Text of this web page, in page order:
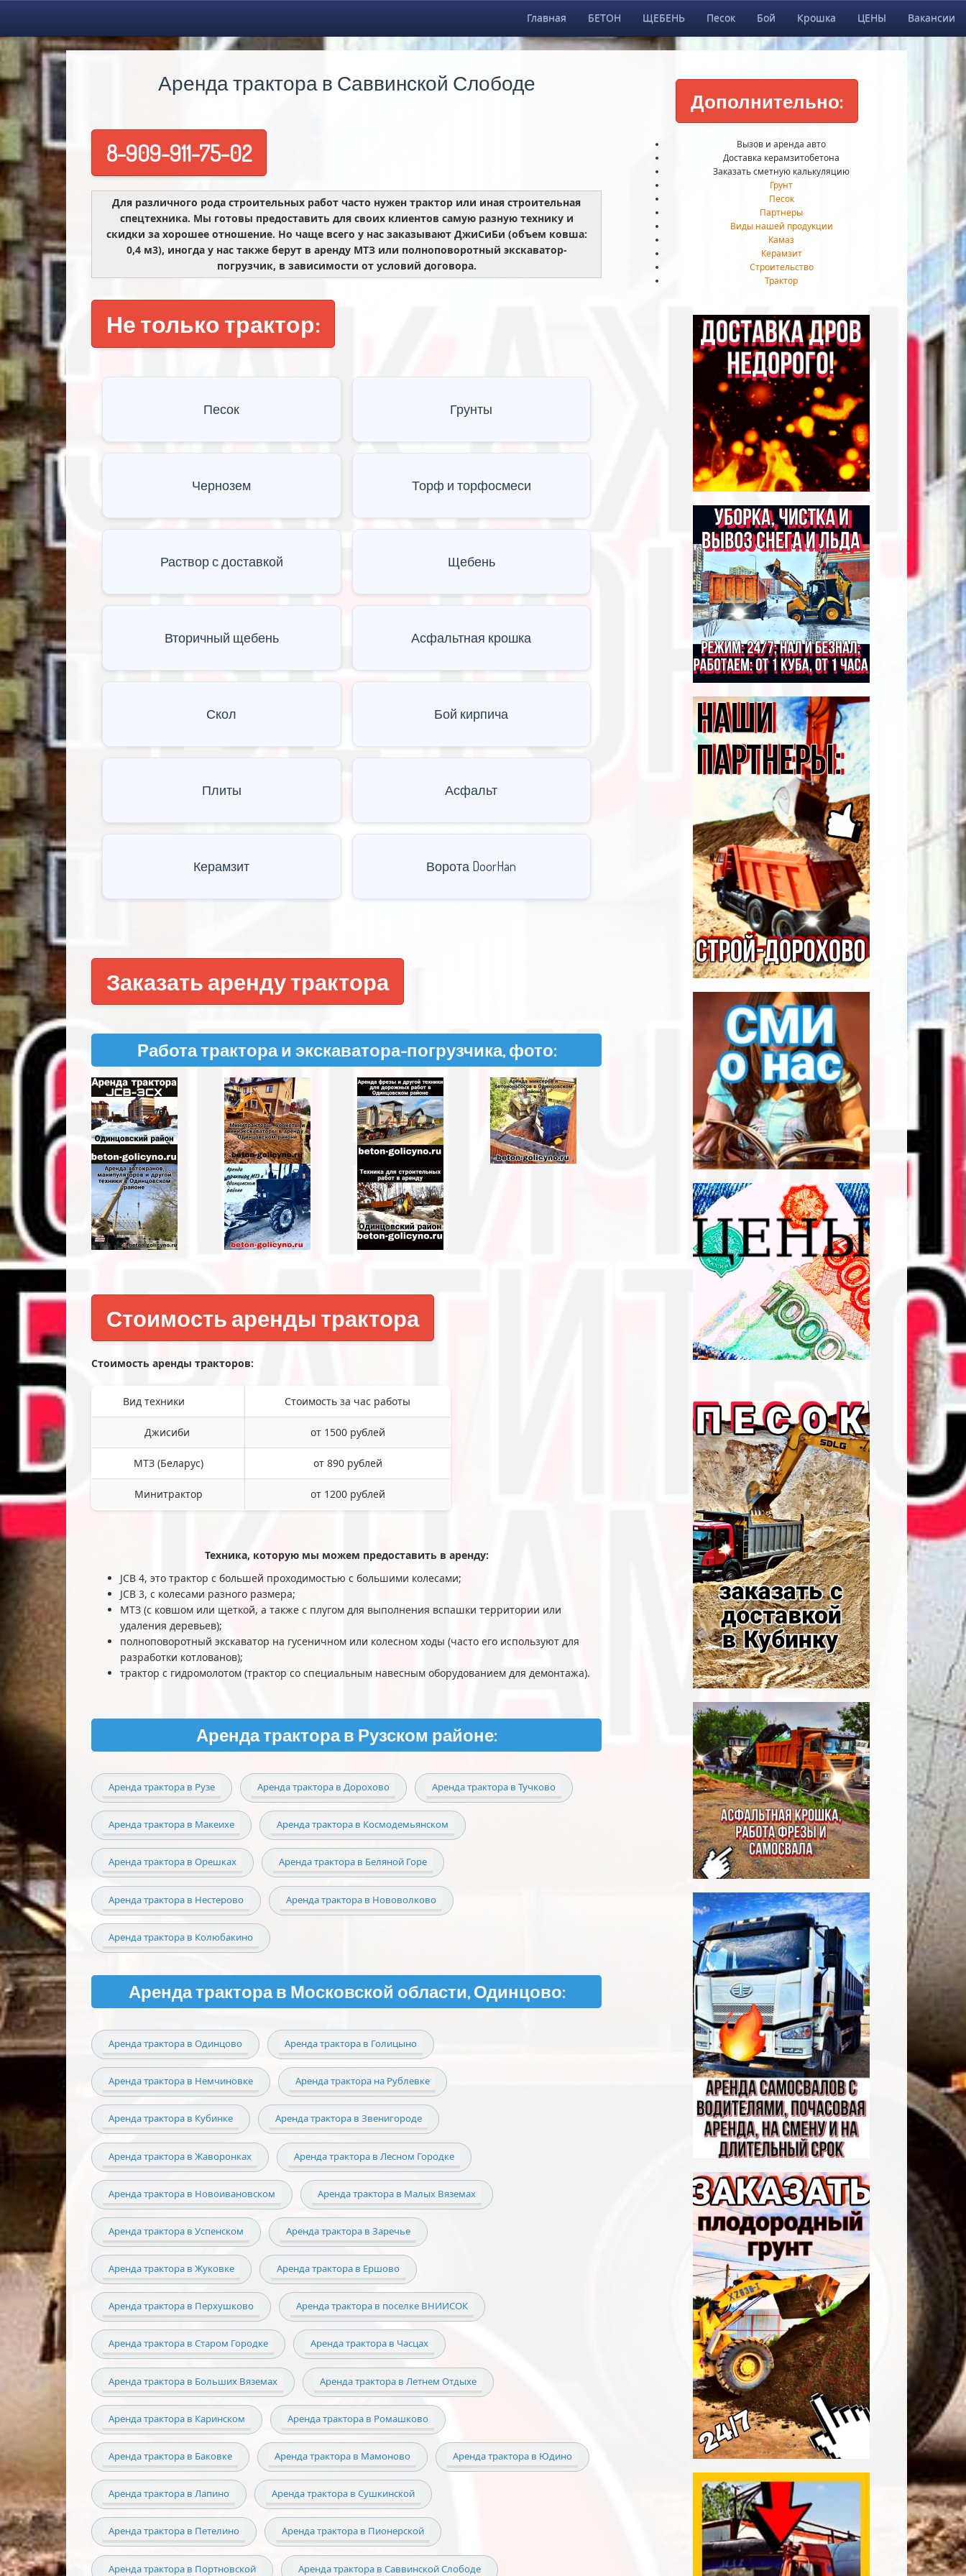
Главная БЕТОН ЩЕБЕНЬ Песок Бой Крошка ЦЕНЫ Вакансии
Аренда трактора в Саввинской Слободе
8-909-911-75-02
Для различного рода строительных работ часто нужен трактор или иная строительная
спецтехника. Мы готовы предоставить для своих клиентов самую разную технику и
скидки за хорошее отношение. Но чаще всего у нас заказывают ДжиСиБи (объем ковша:
0,4 м3), иногда у нас также берут в аренду МТЗ или полноповоротный экскаватор-
погрузчик, в зависимости от условий договора.
Не только трактор:
Песок Грунты
Чернозем Торф и торфосмеси
Раствор с доставкой Щебень
Вторичный щебень Асфальтная крошка
Скол Бой кирпича
Плиты Асфальт
Керамзит Ворота DoorHan
Заказать аренду трактора
Работа трактора и экскаватора-погрузчика, фото:
Стоимость аренды трактора
Стоимость аренды тракторов:
Вид техники Стоимость за час работы
Джисиби от 1500 рублей
МТЗ (Беларус) от 890 рублей
Минитрактор от 1200 рублей
Техника, которую мы можем предоставить в аренду:
JCB 4, это трактор с большей проходимостью с большими колесами;
JCB 3, с колесами разного размера;
МТЗ (с ковшом или щеткой, а также с плугом для выполнения вспашки территории или
удаления деревьев);
полноповоротный экскаватор на гусеничном или колесном ходы (часто его используют для
разработки котлованов);
трактор с гидромолотом (трактор со специальным навесным оборудованием для демонтажа).
Аренда трактора в Рузском районе:
Аренда трактора в Рузе Аренда трактора в Дорохово Аренда трактора в Тучково
Аренда трактора в Макеихе Аренда трактора в Космодемьянском
Аренда трактора в Орешках Аренда трактора в Беляной Горе
Аренда трактора в Нестерово Аренда трактора в Нововолково
Аренда трактора в Колюбакино
Аренда трактора в Московской области, Одинцово:
Аренда трактора в Одинцово Аренда трактора в Голицыно
Аренда трактора в Немчиновке Аренда трактора на Рублевке
Аренда трактора в Кубинке Аренда трактора в Звенигороде
Аренда трактора в Жаворонках Аренда трактора в Лесном Городке
Аренда трактора в Новоивановском Аренда трактора в Малых Вяземах
Аренда трактора в Успенском Аренда трактора в Заречье
Аренда трактора в Жуковке Аренда трактора в Ершово
Аренда трактора в Перхушково Аренда трактора в поселке ВНИИСОК
Аренда трактора в Старом Городке Аренда трактора в Часцах
Аренда трактора в Больших Вяземах Аренда трактора в Летнем Отдыхе
Аренда трактора в Каринском Аренда трактора в Ромашково
Аренда трактора в Баковке Аренда трактора в Мамоново Аренда трактора в Юдино
Аренда трактора в Лапино Аренда трактора в Сушкинской
Аренда трактора в Петелино Аренда трактора в Пионерской
Аренда трактора в Портновской Аренда трактора в Саввинской Слободе
Дополнительно:
Вызов и аренда авто
Доставка керамзитобетона
Заказать сметную калькуляцию
Грунт
Песок
Партнеры
Виды нашей продукции
Камаз
Керамзит
Строительство
Трактор